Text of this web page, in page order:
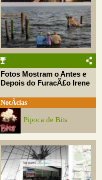
Fotos Mostram o Antes e
Depois do FuracÃ£o Irene
NotÃ­cias
Pipoca de Bits